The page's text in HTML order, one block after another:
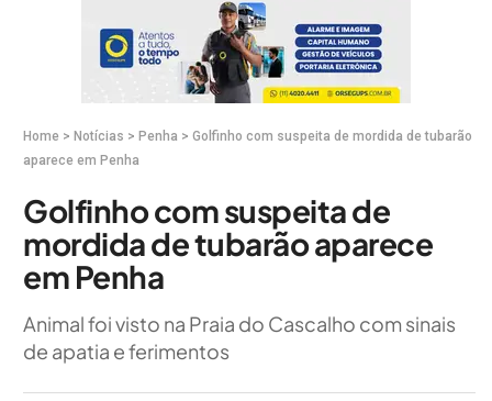
Home > Notícias > Penha > Golfinho com suspeita de mordida de tubarão
aparece em Penha
Golfinho com suspeita de
mordida de tubarão aparece
em Penha
Animal foi visto na Praia do Cascalho com sinais
de apatia e ferimentos